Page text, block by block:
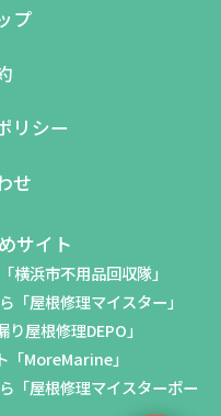
プ
リシー
せ
サイト
横浜市不用品回収隊」
「屋根修理マイスター」
屋根修理DEPO」
「MoreMarine」
「屋根修理マイスターポー